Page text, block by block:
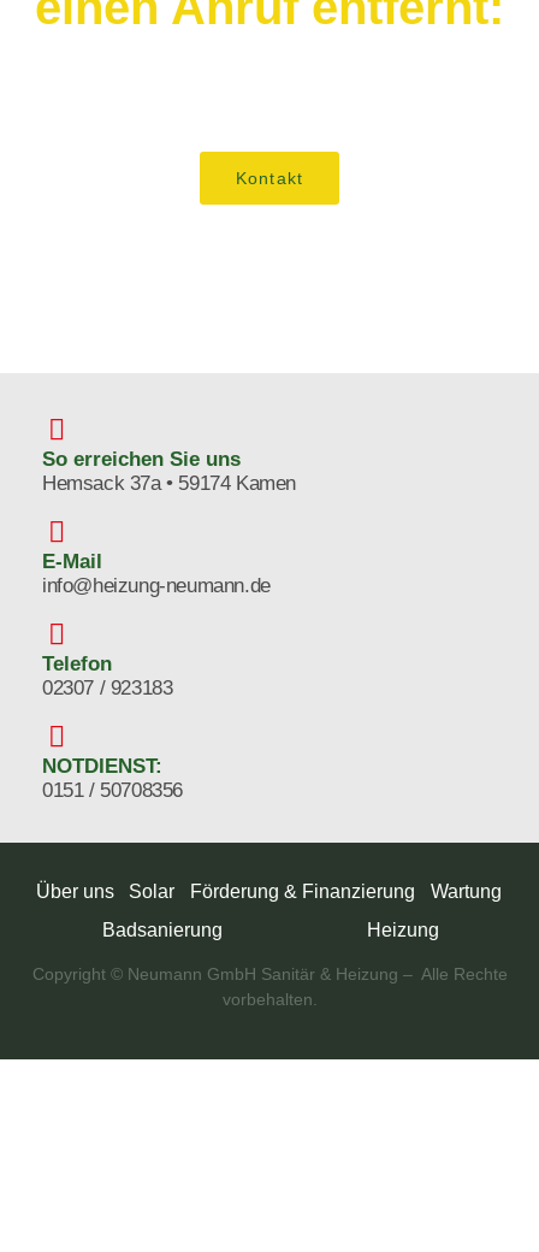
Kontakt
So erreichen Sie uns
Hemsack 37a • 59174 Kamen
E-Mail
info@heizung-neumann.de
Telefon
02307 / 923183
NOTDIENST:
0151 / 50708356
Über uns Solar Förderung & Finanzierung
Wartung
Badsanierung
Heizung
Copyright © Neumann GmbH Sanitär & Heizung – Alle Rechte
vorbehalten.